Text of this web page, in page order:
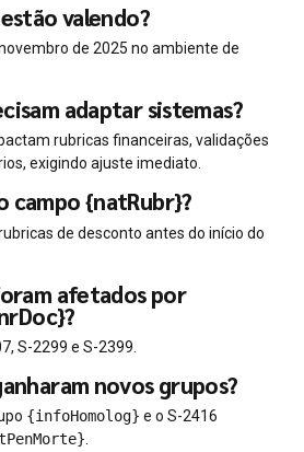
valendo?
de 2025 no ambiente de
adaptar sistemas?
rubricas financeiras, validações
exigindo ajuste imediato.
campo {natRubr}?
de desconto antes do início do
afetados por
S-2299 e S-2399.
novos grupos?
{infoHomolog} e o S-2416
.